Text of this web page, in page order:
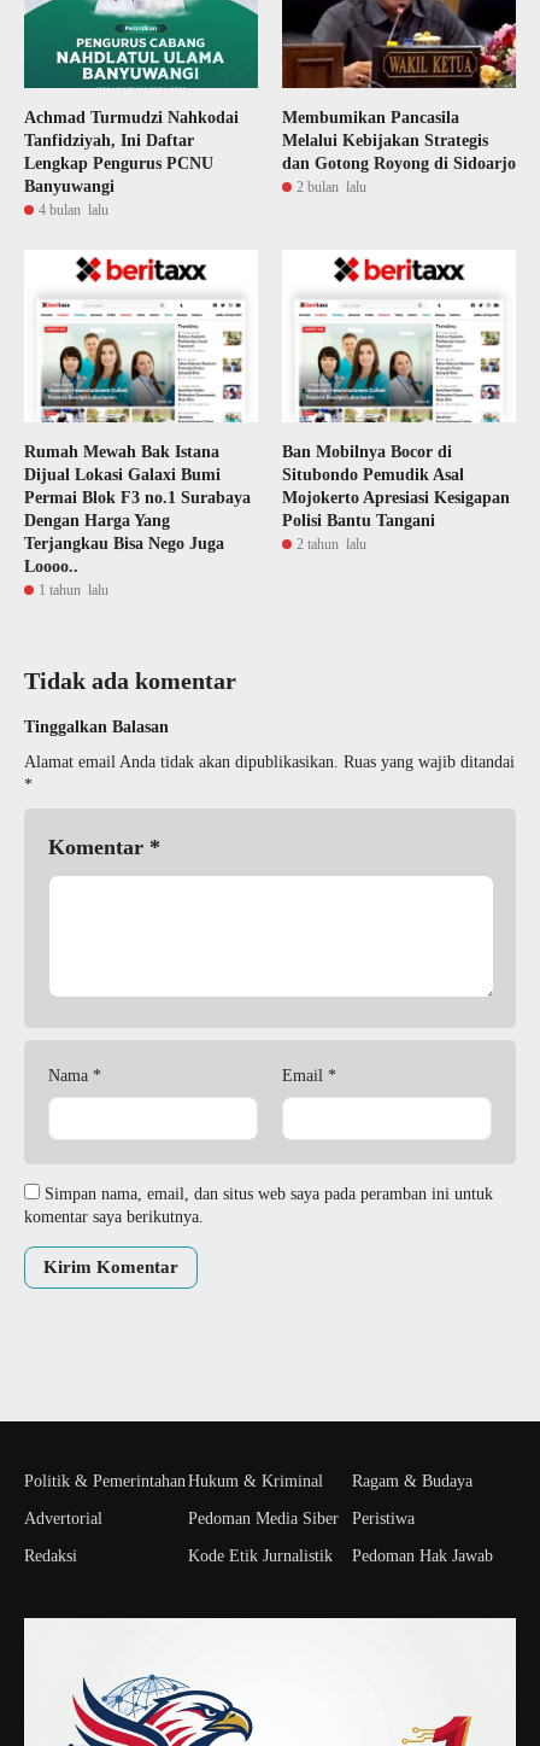
Achmad Turmudzi Nahkodai
Tanfidziyah, Ini Daftar
Lengkap Pengurus PCNU
Banyuwangi
4 bulan lalu
Membumikan Pancasila
Melalui Kebijakan Strategis
dan Gotong Royong di Sidoarjo
2 bulan lalu
Rumah Mewah Bak Istana
Dijual Lokasi Galaxi Bumi
Permai Blok F3 no.1 Surabaya
Dengan Harga Yang
Terjangkau Bisa Nego Juga
Loooo..
1 tahun lalu
Ban Mobilnya Bocor di
Situbondo Pemudik Asal
Mojokerto Apresiasi Kesigapan
Polisi Bantu Tangani
2 tahun lalu
Tidak ada komentar
Tinggalkan Balasan
Alamat email Anda tidak akan dipublikasikan. Ruas yang wajib ditandai
*
Komentar *
Nama * Email *
Simpan nama, email, dan situs web saya pada peramban ini untuk
komentar saya berikutnya.
Politik & Pemerintahan
Advertorial
Redaksi
Hukum & Kriminal
Pedoman Media Siber
Kode Etik Jurnalistik
Ragam & Budaya
Peristiwa
Pedoman Hak Jawab